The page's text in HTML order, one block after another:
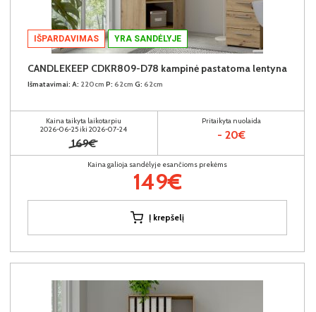
IŠPARDAVIMAS YRA SANDĖLYJE
CANDLEKEEP CDKR809-D78 kampinė pastatoma lentyna
Išmatavimai: A: 220cm P: 62cm G: 62cm
Kaina taikyta laikotarpiu
2026-06-25 iki 2026-07-24
169€
Pritaikyta nuolaida
- 20€
Kaina galioja sandėlyje esančioms prekėms
149€
Į krepšelį